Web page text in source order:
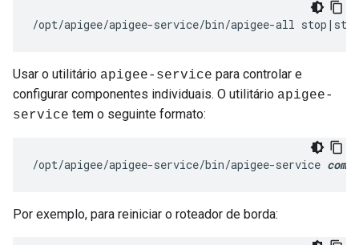
/opt/apigee/apigee-service/bin/apigee-all
Usar o utilitário apigee-service para controlar e
configurar componentes individuais. O utilitário apigee-
service tem o seguinte formato:
/opt/apigee/apigee-service/bin/apigee-service
Por exemplo, para reiniciar o roteador de borda: